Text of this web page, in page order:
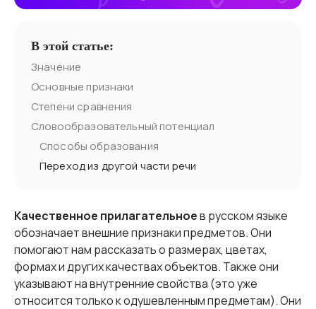
В этой статье:
Значение
Основные признаки
Степени сравнения
Словообразовательный потенциал
Способы образования
Переход из другой части речи
Качественное прилагательноев русском языке
обозначает внешние признаки предметов. Они
помогают нам рассказать о размерах, цветах,
формах и других качествах объектов. Также они
указывают на внутренние свойства (это уже
относится только к одушевленным предметам). Они